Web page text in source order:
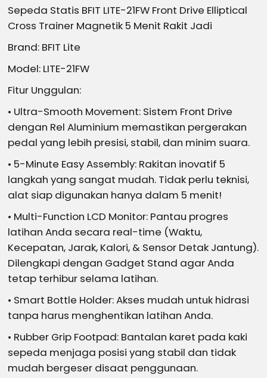
Sepeda Statis BFIT LITE-21FW Front Drive Elliptical
Cross Trainer Magnetik 5 Menit Rakit Jadi
Brand: BFIT Lite
Model: LITE-21FW
Fitur Unggulan:
• Ultra-Smooth Movement: Sistem Front Drive
dengan Rel Aluminium memastikan pergerakan
pedal yang lebih presisi, stabil, dan minim suara.
• 5-Minute Easy Assembly: Rakitan inovatif 5
langkah yang sangat mudah. Tidak perlu teknisi,
alat siap digunakan hanya dalam 5 menit!
• Multi-Function LCD Monitor: Pantau progres
latihan Anda secara real-time (Waktu,
Kecepatan, Jarak, Kalori, & Sensor Detak Jantung).
Dilengkapi dengan Gadget Stand agar Anda
tetap terhibur selama latihan.
• Smart Bottle Holder: Akses mudah untuk hidrasi
tanpa harus menghentikan latihan Anda.
• Rubber Grip Footpad: Bantalan karet pada kaki
sepeda menjaga posisi yang stabil dan tidak
mudah bergeser disaat penggunaan.